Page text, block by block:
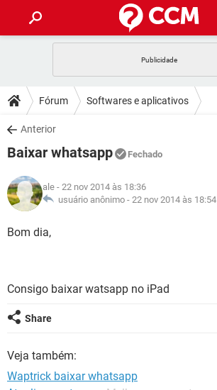
CELULAR FACEBOOK
OUTLOOK
INSTAGRAM
GUIA DE COMPRAS
DICAS
JOGOS WHATSAPP
INSTAGRAM
GUIA DE COMPRAS
DOWNLOADS
JOGOS
CELULAR
OUTLOOK EXCEL
INSTAGRAM
JOGOS
CELULAR
OUTLOOK
GUIA DE COMPRAS
GLOSSÁRIO
JOGOS
INSTAGRAM
GUIA DE COMPRAS
Fórum Softwares e aplicativos
Anterior
Baixar whatsapp Fechado
ale - 22 nov 2014 às 18:36
usuário anônimo - 22 nov 2014 às 18:54
Bom dia,
Consigo baixar watsapp no iPad
Share
Veja também:
Waptrick baixar whatsapp